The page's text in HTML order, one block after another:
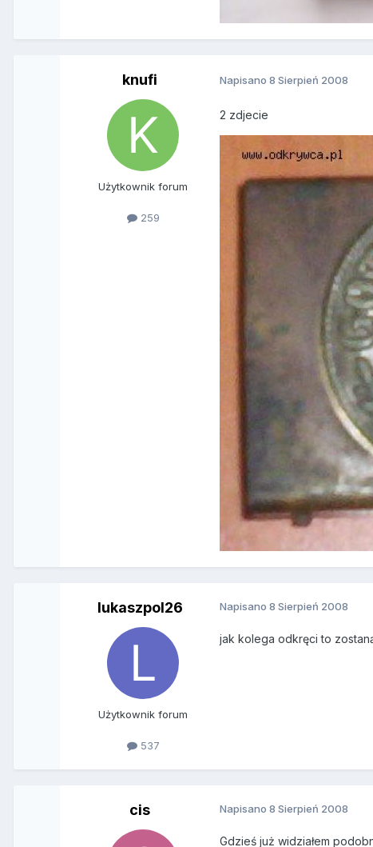
knufi
Użytkownik forum
259
Napisano8 Sierpień 2008
2 zdjecie
lukaszpol26
Użytkownik forum
537
Napisano8 Sierpień 2008
jak kolega odkręci to
cis Napisano8 Sierpień 2008
Gdzieś już widziałem